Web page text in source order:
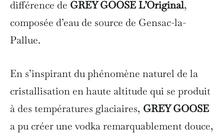
différence de GREY GOOSE L’Original,
composée d’eau de source de Gensac-la-
Pallue.
En s’inspirant du phénomène naturel de la
cristallisation en haute altitude qui se produit
à des températures glaciaires, GREY GOOSE
a pu créer une vodka remarquablement douce,